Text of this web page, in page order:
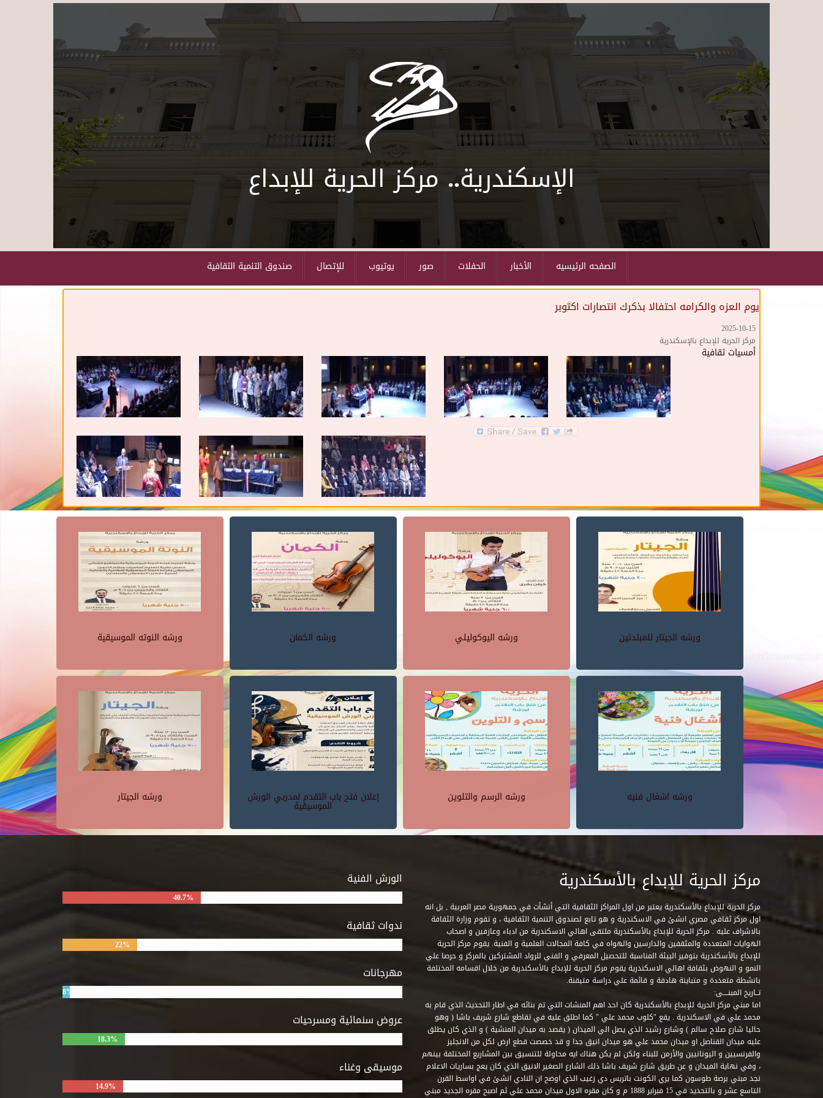
Skip to main content
الإسكندرية.. مركز الحرية للإبداع
صندوق التنمية الثقافية للإتصال يوتيوب صور الحفلات الأخبار الصفحه الرئيسيه
يوم العزه والكرامه احتفالا بذكرك انتصارات اكتوبر
2025-10-15
مركز الحرية للإبداع بالإسكندرية
أمسيات ثقافية
ورشه النوته الموسيقية ورشه الكمان ورشه اليوكوليلي ورشه الجيتار للمبتدئين
ورشه الجيتار إعلان فتح باب التقدم لمدربي الورش
الموسيقية
ورشه الرسم والتلوين ورشه اشغال فنيه
الورش الفنية
40.7%
ندوات ثقافية
22%
مهرجانات
8%
عروض سنمائية ومسرحيات
18.3%
موسيقى وغناء
14.9%
مركز الحرية للإبداع بالأسكندرية
مركز الحرية للإبداع بالأسكندرية يعتبر من اول المراكز الثقافية التي أنشأت في جمهورية مصر العربية , بل انه
اول مركز ثقافي مصري انشئ في الاسكندرية و هو تابع لصندوق التنمية الثقافية ، و تقوم وزارة الثقافة
بالاشراف عليه . مركز الحرية للإبداع بالأسكندرية ملتقى اهالي الاسكندرية من ادباء وعازفين و اصحاب
الهوايات المتعددة والمثقفين والدارسين والهواه في كافة المجالات العلمية و الفنية. يقوم مركز الحرية
للإبداع بالأسكندرية بتوفير البيئة المناسبة للتحصيل المعرفي و الفني للرواد المشتركين بالمركز و حرصا علي
النمو و النهوض بثقافة اهالي الاسكندرية يقوم مركز الحرية للإبداع بالأسكندرية من خلال اقسامه المختلفة
بانشطة متعددة و متباينة هادفة و قائمة علي دراسة متيقنة.
تــاريخ المبنــــى:
اما مبني مركز الحرية للإبداع بالأسكندرية كان احد اهم المنشات التي تم بنائه في اطار التحديث الذي قام به
محمد علي في الاسكندرية . يقع "كلوب محمد علي " كما اطلق عليه في تقاطع شارع شريف باشا ( وهو
حاليا شارع صلاح سالم ) وشارع رشيد الذي يصل الي الميدان ( يقصد به ميدان المنشية ) و الذي كان يطلق
عليه ميدان القناصل او ميدان محمد علي هو ميدان انيق جدا و قد خصصت قطع ارض لكل من الانجليز
والفرنسيين و اليونانيين والأرمن للبناء ولكن لم يكن هناك ايه محاولة للتنسيق بين المشاريع المختلفة بينهم
، وفي نهاية الميدان و عن طريق شارع شريف باشا ذلك الشارع الصغير الانيق الذي كان يعج بساريات الاعلام
نجد مبني برصة طوسون كما يري الكونت باتريس دي زغيب الذي اوضح ان النادي انشئ في اواسط القرن
التاسع عشر و بالتحديد في 15 فبراير 1888 م و كان مقره الاول ميدان محمد علي ثم اصبح مقره الجديد مبني